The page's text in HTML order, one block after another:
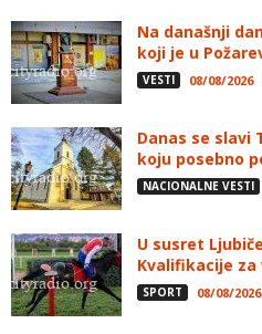
Na današnji
koji je u
VESTI 08/08/2026
Danas se slavi
koju posebno
NACIONALNE VESTI
U susret
Kvalifikacije za
SPORT 08/08/2026